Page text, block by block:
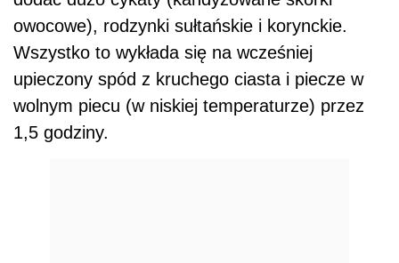
owocowe), rodzynki sułtańskie i korynckie.
Wszystko to wykłada się na wcześniej
upieczony spód z kruchego ciasta i piecze w
wolnym piecu (w niskiej temperaturze) przez
1,5 godziny.